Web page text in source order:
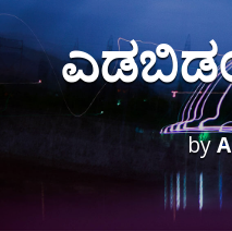
by